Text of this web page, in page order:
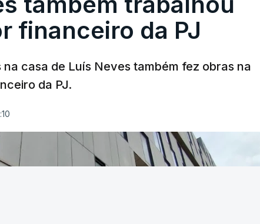
financeiro da PJ
casa de Luís Neves também fez obras na
da PJ.